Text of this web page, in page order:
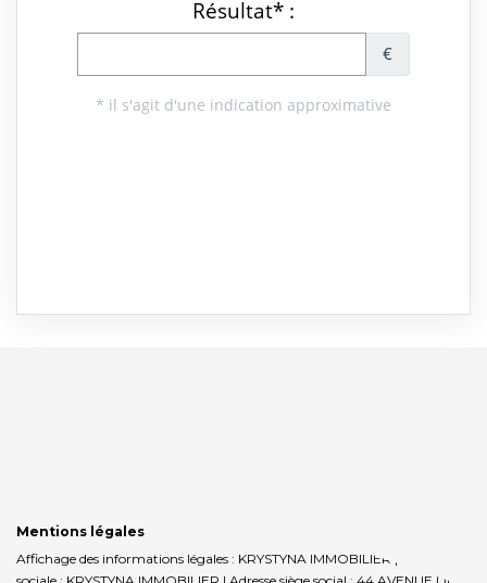
Mentions légales
Affichage des informations légales : KRYSTYNA IMMOBILIER | Raison